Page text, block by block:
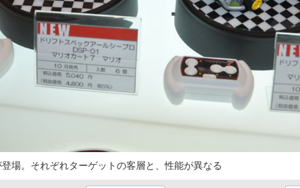
場。それぞれターゲットの客層と、性能が異なる